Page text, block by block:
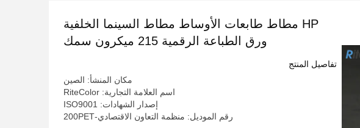
HP مطاط طابعات الأوساط مطاط السينما الخلفية
ورق الطباعة الرقمية 215 ميكرون سمك
تفاصيل المنتج
مكان المنشأ: الصين
اسم العلامة التجارية: RiteColor
إصدار الشهادات: ISO9001
رقم الموديل: منظمة التعاون الاقتصادي-200PET